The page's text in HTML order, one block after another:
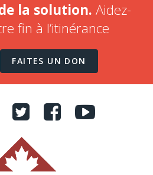
la solution. Aidez-
fin à l’itinérance
FAITES UN DON